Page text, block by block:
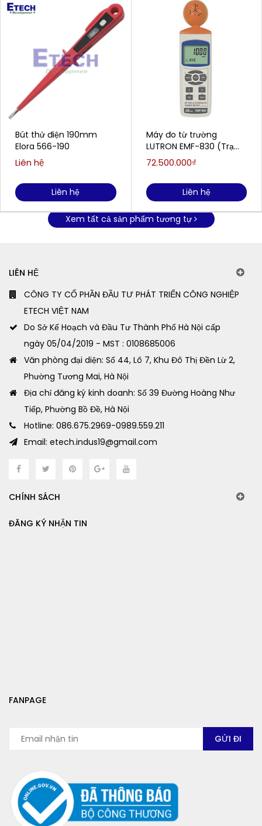
Bút thử điện 190mm
Elora 566-190
Liên hệ
Liên hệ
Máy đo từ trường
LUTRON EMF-830 (Trạm
phát sóng, wifi, RF...)
72.500.000₫
Liên hệ
Xem tất cả sản phẩm tương tự
LIÊN HỆ
CÔNG TY CỔ PHẦN ĐẦU TƯ PHÁT TRIỂN CÔNG NGHIỆP
ETECH VIỆT NAM
Do Sở Kế Hoạch và Đầu Tư Thành Phố Hà Nội cấp
ngày 05/04/2019 - MST : 0108685006
Văn phòng đại diện: Số 44, Lô 7, Khu Đô Thị Đền Lừ 2,
Phường Tương Mai, Hà Nội
Địa chỉ đăng ký kinh doanh: Số 39 Đường Hoàng Như
Tiếp, Phường Bồ Đề, Hà Nội
Hotline: 086.675.2969-0989.559.211
Email: etech.indus19@gmail.com
CHÍNH SÁCH
ĐĂNG KÝ NHẬN TIN
FANPAGE